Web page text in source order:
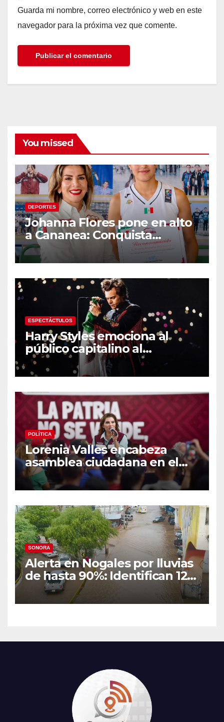
Guarda mi nombre, correo electrónico y web en este
navegador para la próxima vez que comente.
You missed
DEPORTES
Johanna Flores pone en alto
a Cananea: Conquista
medalla de plata con la
Selección Mexicana Sub-20
Centroamericanos
ESPECTÁCTULOS
Harry Styles emociona al
público capitalino al
interpretar “Cielito Lindo” en
su tercer concierto en la
POLÍTICA
Lorenia Valles encabeza
asamblea ciudadana en el
Parque Laura Alicia Frías de
Hermosillo
SONORA
Alerta en Nogales por lluvias
de hasta 90%: Identifican 12
vialidades con alto riesgo de
arroyos e inundaciones